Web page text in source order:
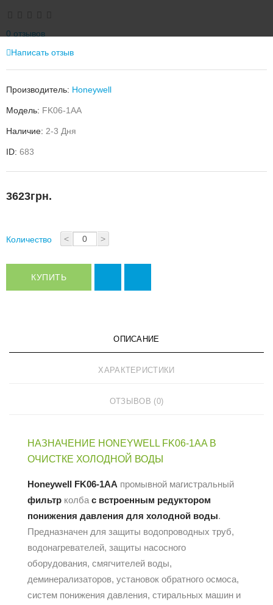
0 отзывов
Написать отзыв
Производитель: Honeywell
Модель: FK06-1AA
Наличие: 2-3 Дня
ID: 683
3623грн.
Количество < >
КУПИТЬ
ОПИСАНИЕ
ХАРАКТЕРИСТИКИ
ОТЗЫВОВ (0)
НАЗНАЧЕНИЕ HONEYWELL FK06-1AA В
ОЧИСТКЕ ХОЛОДНОЙ ВОДЫ
Honeywell FK06-1AA промывной магистральный
фильтр колба с встроенным редуктором
понижения давления для холодной воды.
Предназначен для защиты водопроводных труб,
водонагревателей, защиты насосного
оборудования, смягчителей воды,
деминерализаторов, установок обратного осмоса,
систем понижения давления, стиральных машин и